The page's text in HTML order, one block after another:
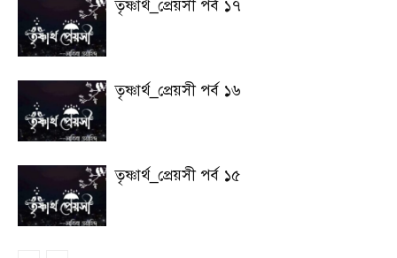
তৃষ্ণার্থ_প্রেয়সী পর্ব ১৭
তৃষ্ণার্থ_প্রেয়সী পর্ব ১৬
তৃষ্ণার্থ_প্রেয়সী পর্ব ১৫